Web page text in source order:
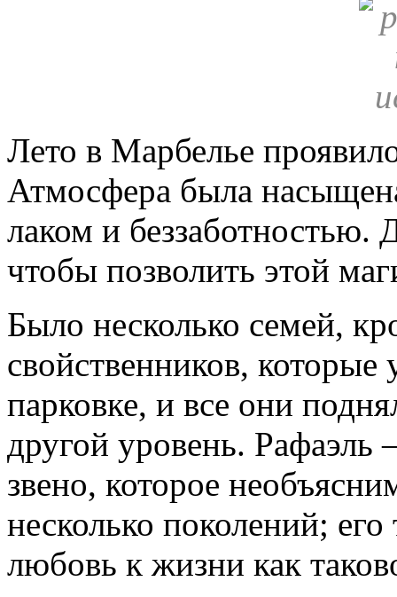
Лето в Марбелье
Атмосфера была
лаком и беззаботностью.
чтобы позволить этой
Было несколько семей,
свойственников,
парковке, и все они
другой уровень.
звено, которое
несколько поколений;
любовь к жизни как